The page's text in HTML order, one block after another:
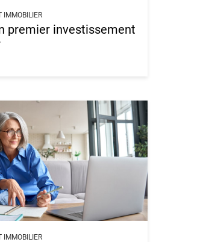
IMMOBILIER
premier investissement
IMMOBILIER